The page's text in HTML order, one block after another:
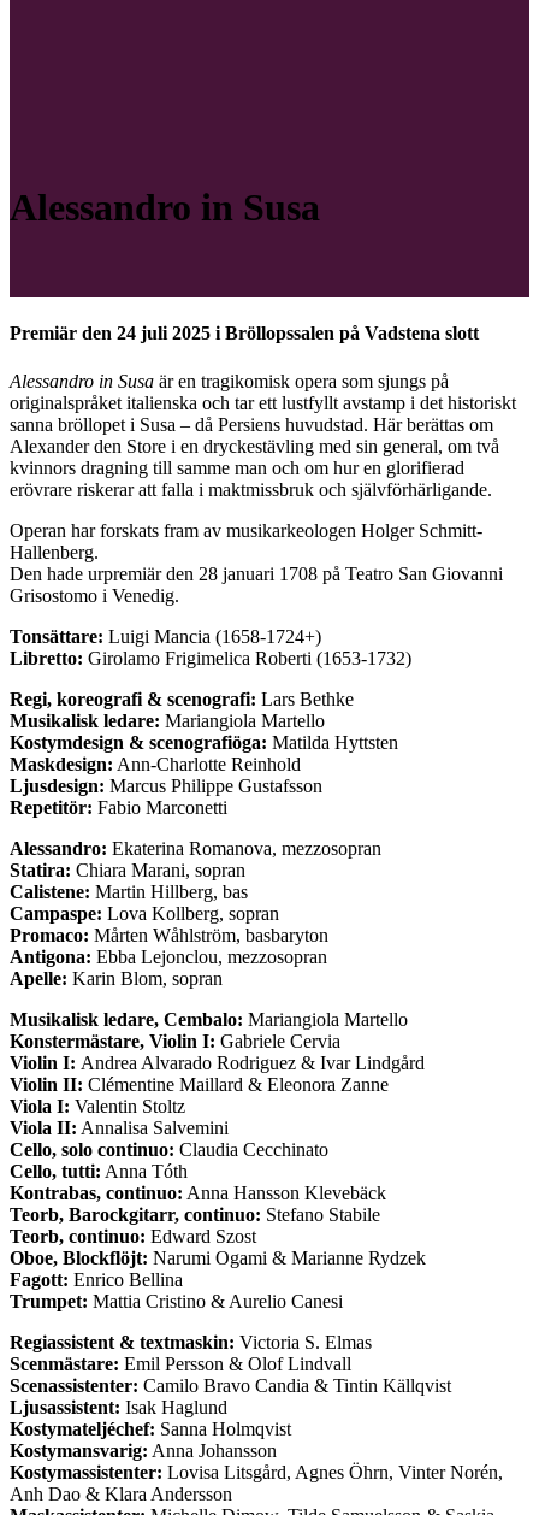
Alessandro in Susa
Premiär den 24 juli 2025 i Bröllopssalen på Vadstena slott
Alessandro in Susa är en tragikomisk opera som sjungs på
originalspråket italienska och tar ett lustfyllt avstamp i det historiskt
sanna bröllopet i Susa – då Persiens huvudstad. Här berättas om
Alexander den Store i en dryckestävling med sin general, om två
kvinnors dragning till samme man och om hur en glorifierad
erövrare riskerar att falla i maktmissbruk och självförhärligande.
Operan har forskats fram av musikarkeologen Holger Schmitt-
Hallenberg.
Den hade urpremiär den 28 januari 1708 på Teatro San Giovanni
Grisostomo i Venedig.
Tonsättare: Luigi Mancia (1658-1724+)
Libretto: Girolamo Frigimelica Roberti (1653-1732)
Regi, koreografi & scenografi: Lars Bethke
Musikalisk ledare: Mariangiola Martello
Kostymdesign & scenografiöga: Matilda Hyttsten
Maskdesign: Ann-Charlotte Reinhold
Ljusdesign: Marcus Philippe Gustafsson
Repetitör: Fabio Marconetti
Alessandro: Ekaterina Romanova, mezzosopran
Statira: Chiara Marani, sopran
Calistene: Martin Hillberg, bas
Campaspe: Lova Kollberg, sopran
Promaco: Mårten Wåhlström, basbaryton
Antigona: Ebba Lejonclou, mezzosopran
Apelle: Karin Blom, sopran
Musikalisk ledare, Cembalo: Mariangiola Martello
Konstermästare, Violin I: Gabriele Cervia
Violin I: Andrea Alvarado Rodriguez & Ivar Lindgård
Violin II: Clémentine Maillard & Eleonora Zanne
Viola I: Valentin Stoltz
Viola II: Annalisa Salvemini
Cello, solo continuo: Claudia Cecchinato
Cello, tutti: Anna Tóth
Kontrabas, continuo: Anna Hansson Klevebäck
Teorb, Barockgitarr, continuo: Stefano Stabile
Teorb, continuo: Edward Szost
Oboe, Blockflöjt: Narumi Ogami & Marianne Rydzek
Fagott: Enrico Bellina
Trumpet: Mattia Cristino & Aurelio Canesi
Regiassistent & textmaskin: Victoria S. Elmas
Scenmästare: Emil Persson & Olof Lindvall
Scenassistenter: Camilo Bravo Candia & Tintin Källqvist
Ljusassistent: Isak Haglund
Kostymateljéchef: Sanna Holmqvist
Kostymansvarig: Anna Johansson
Kostymassistenter: Lovisa Litsgård, Agnes Öhrn, Vinter Norén,
Anh Dao & Klara Andersson